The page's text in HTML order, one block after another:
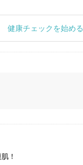
健康チェックを始める
！